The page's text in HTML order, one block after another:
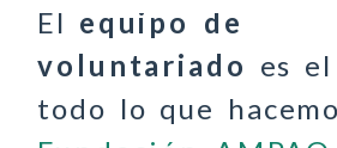
El equipo de
voluntariado es
todo lo que